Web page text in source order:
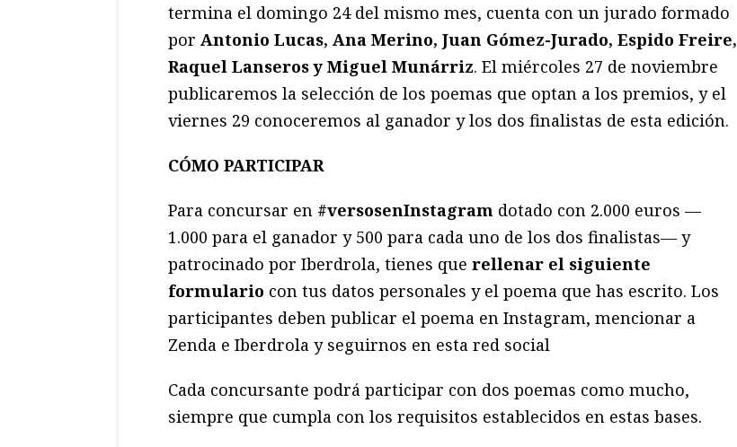
termina el domingo 24 del mismo mes, cuenta con un jurado formado
por Antonio Lucas, Ana Merino, Juan Gómez-Jurado, Espido Freire,
Raquel Lanseros y Miguel Munárriz. El miércoles 27 de noviembre
publicaremos la selección de los poemas que optan a los premios, y el
viernes 29 conoceremos al ganador y los dos finalistas de esta edición.
CÓMO PARTICIPAR
Para concursar en #versosenInstagram dotado con 2.000 euros —
1.000 para el ganador y 500 para cada uno de los dos finalistas— y
patrocinado por Iberdrola, tienes que rellenar el siguiente
formulario con tus datos personales y el poema que has escrito. Los
participantes deben publicar el poema en Instagram, mencionar a
Zenda e Iberdrola y seguirnos en esta red social
Cada concursante podrá participar con dos poemas como mucho,
siempre que cumpla con los requisitos establecidos en estas bases.